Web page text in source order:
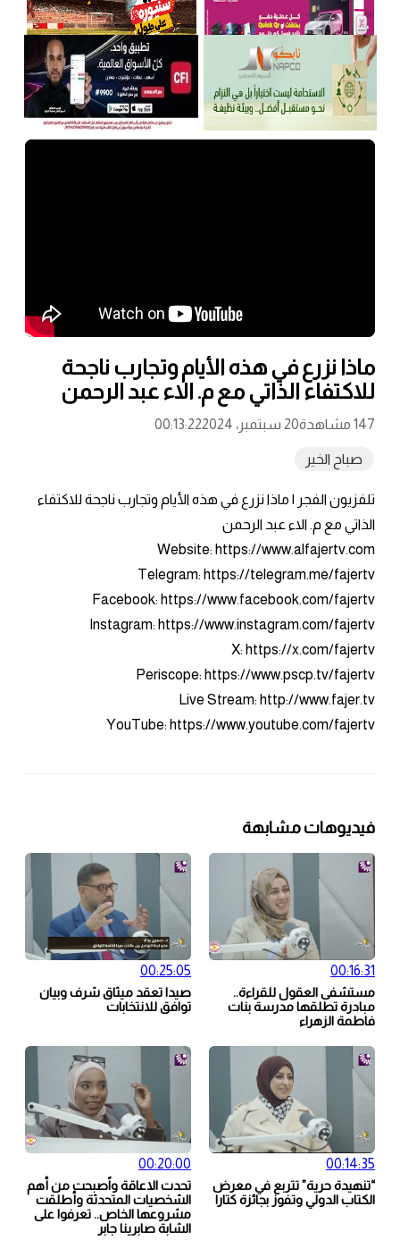
ماذا نزرع في هذه الأيام وتجارب ناجحة
للاكتفاء الذاتي مع م. الاء عبد الرحمن
147 مشاهدة 20 سبتمبر، 2024 00:13:22
صباح الخير
تلفزيون الفجر | ماذا نزرع في هذه الأيام وتجارب ناجحة للاكتفاء
الذاتي مع م. الاء عبد الرحمن
Website: https://www.alfajertv.com
Telegram: https://telegram.me/fajertv
Facebook: https://www.facebook.com/fajertv
Instagram: https://www.instagram.com/fajertv
X: https://x.com/fajertv
Periscope: https://www.pscp.tv/fajertv
Live Stream: http://www.fajer.tv
YouTube: https://www.youtube.com/fajertv
فيديوهات مشابهة
00:16:31
مستشفى العقول للقراءة..
مبادرة تطلقها مدرسة بنات
فاطمة الزهراء
00:25:05
صيدا تعقد ميثاق شرف وبيان
توافق للانتخابات
00:14:35
“تنهيدة حرية” تتربع في معرض
الكتاب الدولي وتفوز بجائزة كتارا
00:20:00
تحدت الاعاقة واًصبحت من أهم
الشخصيات المتحدثة وأطلقت
مشروعها الخاص.. تعرفوا على
الشابة صابرينا جابر